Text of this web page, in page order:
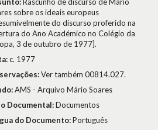
sobre os ideais europeus
do discurso proferido na
do Ano Académico no Colégio da
3 de outubro de 1977].
c. 1977
Ver também 00814.027.
AMS - Arquivo Mário Soares
Documental:Documentos
do Documento:Português